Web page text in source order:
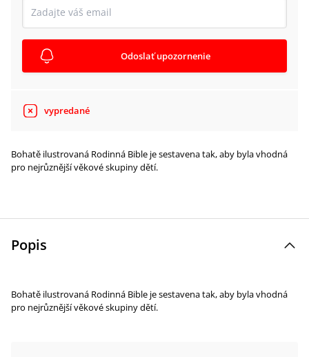
Odoslať upozornenie
vypredané
Bohatě ilustrovaná Rodinná Bible je sestavena tak, aby byla vhodná
pro nejrůznější věkové skupiny dětí.
Popis
Bohatě ilustrovaná Rodinná Bible je sestavena tak, aby byla vhodná
pro nejrůznější věkové skupiny dětí.